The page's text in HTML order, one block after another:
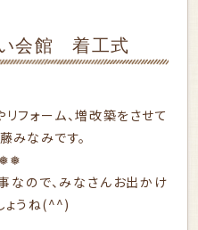
会館 着工式
フォーム、増改築をさせて
みなみです。
❅❅
なので、みなさんお出かけ
ょうね(^^)